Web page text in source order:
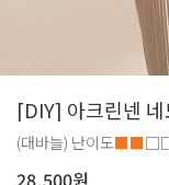
[DIY] 아크린넨
(대바늘) 난이도■■
28,500원